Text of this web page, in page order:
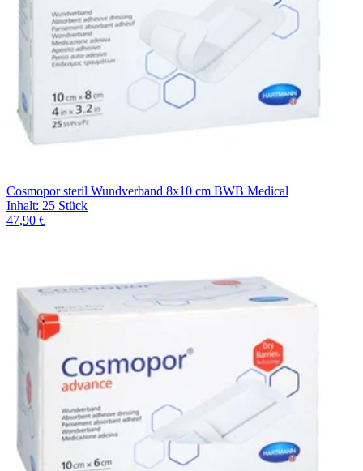
Cosmopor steril Wundverband 8x10 cm BWB Medical
Inhalt: 25 Stück
47,90 €